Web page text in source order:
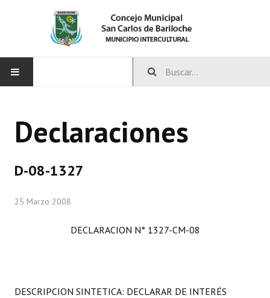
CONCEJO
Comisiones Especiales
Declaraciones
D-08-1327
25 Marzo 2008
DECLARACION N° 1327-CM-08
DESCRIPCION SINTETICA: DECLARAR DE INTERÉS